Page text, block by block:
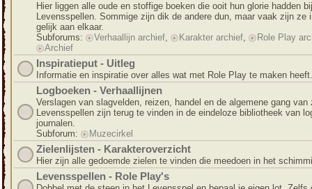
Hier liggen alle oude en stoffige boeken die ooit hun glorie hadden
Levensspellen. Sommige zijn dik de andere dun, maar vaak zijn ze
gelijk aan elkaar.
Subforums:
Verhaallijn archief, Karakter archief,
Role Play
Archief
Inspiratieput - Uitleg
Informatie en inspiratie over alles wat met Role Play te maken heeft.
Logboeken - Verhaallijnen
Verslagen van slagvelden, reizen, handel en de algemene gang van
Levensspellen zijn terug te vinden in de eindeloze bibliotheek van
journalen.
Subforum:
Muzecirkel
Zielenlijsten - Karakteroverzicht
Hier zijn alle gedoemde zielen te vinden die meedoen in het
Levensspellen - Role Play's